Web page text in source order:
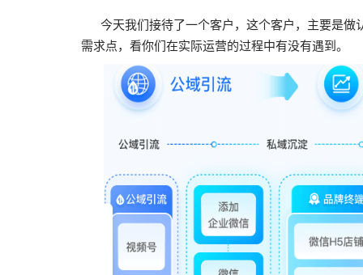
今天我们接待了一个客户，这个客户，主要是做
需求点，看你们在实际运营的过程中有没有遇到。